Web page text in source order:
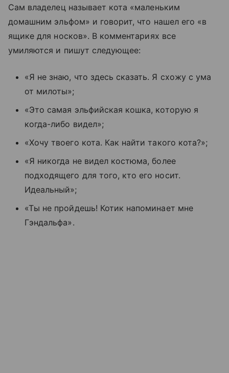
Сам владелец называет кота «маленьким
домашним эльфом» и говорит, что нашел его «в
ящике для носков». В комментариях все
умиляются и пишут следующее:
«Я не знаю, что здесь сказать. Я схожу с ума
от милоты»;
«Это самая эльфийская кошка, которую я
когда-либо видел»;
«Хочу твоего кота. Как найти такого кота?»;
«Я никогда не видел костюма, более
подходящего для того, кто его носит.
Идеальный»;
«Ты не пройдешь! Котик напоминает мне
Гэндальфа».